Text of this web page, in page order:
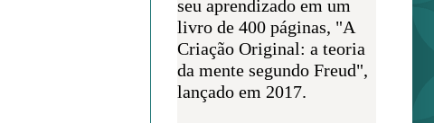
seu aprendizado em um
livro de 400 páginas, "A
Criação Original: a teoria
da mente segundo Freud",
lançado em 2017.